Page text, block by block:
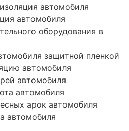
автомобиля
автомобиля
оборудования в
защитной пленкой
автомобиля
автомобиля
автомобиля
арок автомобиля
автомобиля